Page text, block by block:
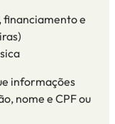
financiamento e
informações
nome e CPF ou